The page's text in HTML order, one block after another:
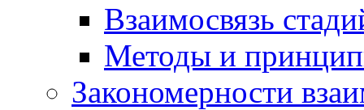
Взаимосвязь
Методы и
Закономерности